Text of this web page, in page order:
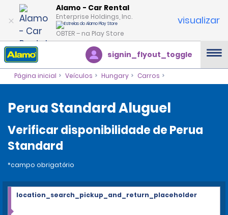
Alamo - Car Rental
Enterprise Holdings, Inc.
OBTER – na Play Store
visualizar
signin_flyout_toggle
Página inicial Veículos Hungary Carros
Perua Standard Aluguel
Verificar disponibilidade de Perua
Standard
*campo obrigatório
location_search_pickup_and_return_placeholder